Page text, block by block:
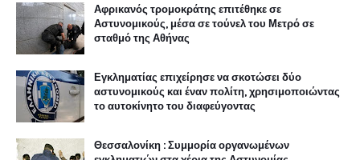
Αφρικανός τρομοκράτης επιτέθηκε σε
Αστυνομικούς, μέσα σε τούνελ του Μετρό σε
σταθμό της Αθήνας
Εγκληματίας επιχείρησε να σκοτώσει δύο
αστυνομικούς και έναν πολίτη, χρησιμοποιώντας
το αυτοκίνητο του διαφεύγοντας
Θεσσαλονίκη : Συμμορία οργανωμένων